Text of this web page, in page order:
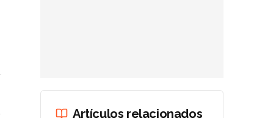
Artículos relacionados